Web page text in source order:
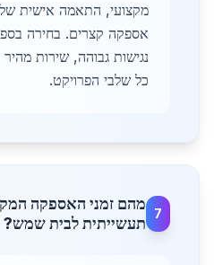
מקצועי, התאמה אישית של
אספקה קצרים. בחירה
נגישות גבוהה, שירות
כל שלבי הפרויקט.
7
מהם זמני האספקה
תעשייתית לבית שמש?